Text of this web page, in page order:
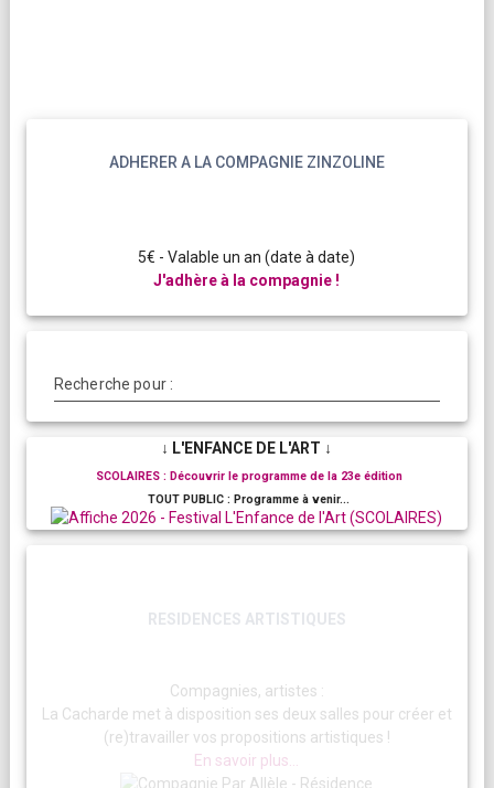
ADHERER A LA COMPAGNIE ZINZOLINE
5€ - Valable un an (date à date)
J'adhère à la compagnie !
Recherche pour :
↓ L'ENFANCE DE L'ART ↓
SCOLAIRES : Découvrir le programme de la 23e édition
TOUT PUBLIC : Programme à venir...
RESIDENCES ARTISTIQUES
Compagnies, artistes :
La Cacharde met à disposition ses deux salles pour créer et
(re)travailler vos propositions artistiques !
En savoir plus...